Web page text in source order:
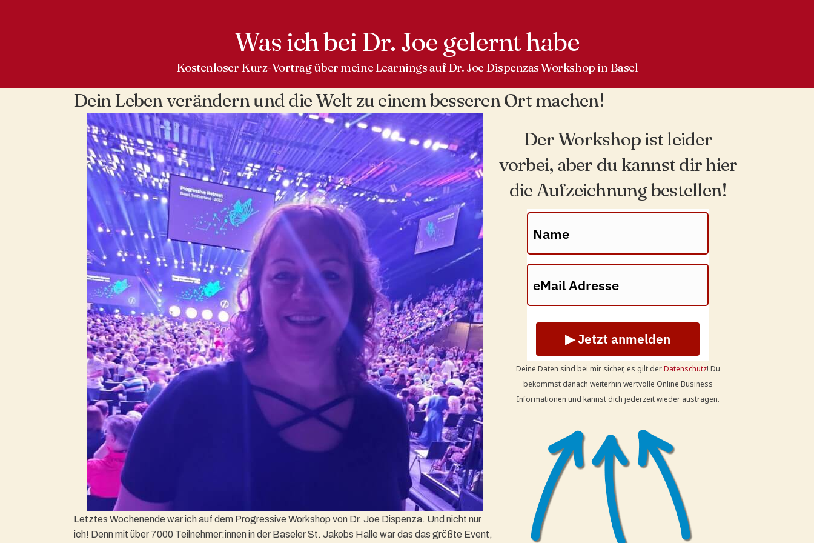
Was ich bei Dr. Joe gelernt habe
Kostenloser Kurz-Vortrag über meine Learnings auf Dr. Joe Dispenzas Workshop in Basel
Dein Leben verändern und die Welt zu einem besseren Ort machen!
Letztes Wochenende war ich auf dem Progressive Workshop von Dr. Joe Dispenza. Und nicht nur
ich! Denn mit über 7000 Teilnehmer:innen in der Baseler St. Jakobs Halle war das das größte Event,
Der Workshop ist leider
vorbei, aber du kannst dir hier
die Aufzeichnung bestellen!
▶ Jetzt anmelden
Deine Daten sind bei mir sicher, es gilt derDatenschutz! Du
bekommst danach weiterhin wertvolle Online Business
Informationen und kannst dich jederzeit wieder austragen.